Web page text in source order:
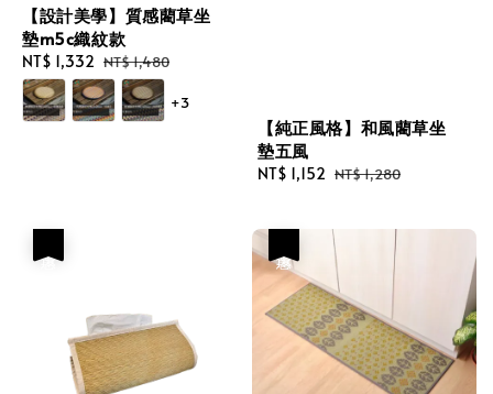
【設計美學】質感藺草坐
墊m5c織紋款
Sale
price
NT$ 1,332 Regular
price
NT$ 1,480
+3
【純正風格】和風藺草坐
墊五風
Sale
NT$ 1,152 Regular
NT$ 1,280